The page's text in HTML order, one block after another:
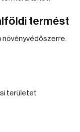
termést
növényvédőszerre.
területet